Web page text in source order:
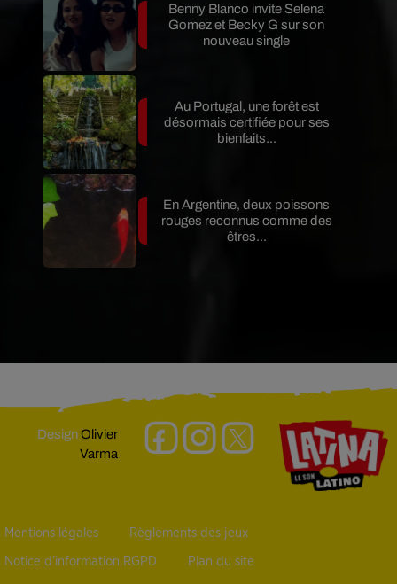
Benny Blanco invite Selena
Gomez et Becky G sur son
nouveau single
Au Portugal, une forêt est
désormais certifiée pour ses
bienfaits...
En Argentine, deux poissons
rouges reconnus comme des
êtres...
DesignOlivier
Varma
Mentions légales Règlements des jeux
Notice d’information RGPD Plan du site